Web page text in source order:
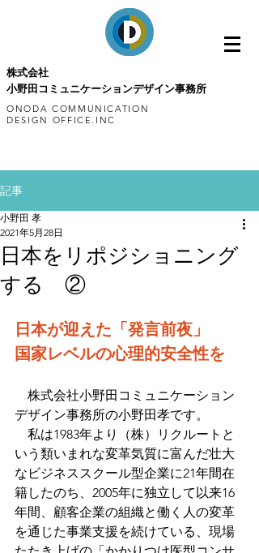
株式会社
小野田コミュニケーションデザイン事務所
ONODA COMMUNICATION
DESIGN OFFICE.INC
記事
日本をリポジショニング
する ②
小野田 孝
2021年5月28日
日本が迎えた「発言前夜」
国家レベルの心理的安全性を
株式会社小野田コミュニケーション
デザイン事務所の小野田孝です。
私は1983年より（株）リクルートと
いう類いまれな変革気質に富んだ壮大
なビジネススクール型企業に21年間在
籍したのち、2005年に独立して以来16
年間、顧客企業の組織と働く人の変革
を通じた事業支援を続けている、現場